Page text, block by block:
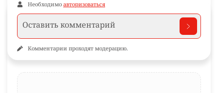
Необходимо авторизоваться
Комментарии проходят модерацию.